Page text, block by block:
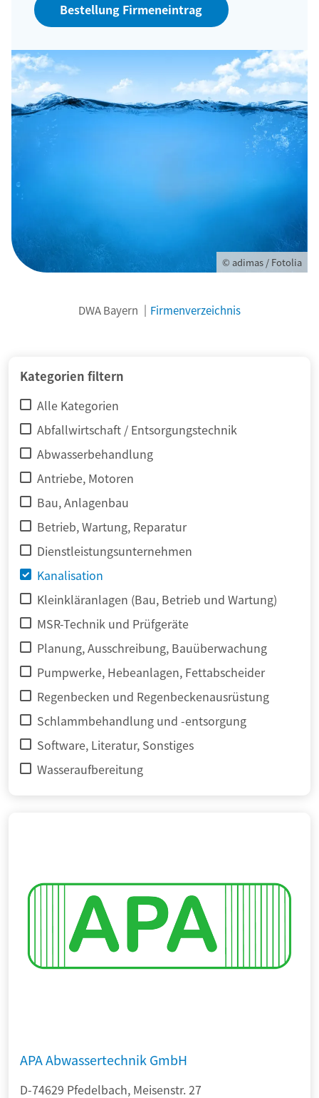
Bestellung Firmeneintrag
© adimas / Fotolia
DWA Bayern Firmenverzeichnis
Kategorien filtern
Alle Kategorien
Abfallwirtschaft / Entsorgungstechnik
Abwasserbehandlung
Antriebe, Motoren
Bau, Anlagenbau
Betrieb, Wartung, Reparatur
Dienstleistungsunternehmen
Kanalisation
Kleinkläranlagen (Bau, Betrieb und Wartung)
MSR-Technik und Prüfgeräte
Planung, Ausschreibung, Bauüberwachung
Pumpwerke, Hebeanlagen, Fettabscheider
Regenbecken und Regenbeckenausrüstung
Schlammbehandlung und -entsorgung
Software, Literatur, Sonstiges
Wasseraufbereitung
APA Abwassertechnik GmbH
D-74629 Pfedelbach, Meisenstr. 27